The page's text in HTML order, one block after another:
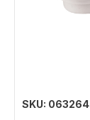
SKU: 063264